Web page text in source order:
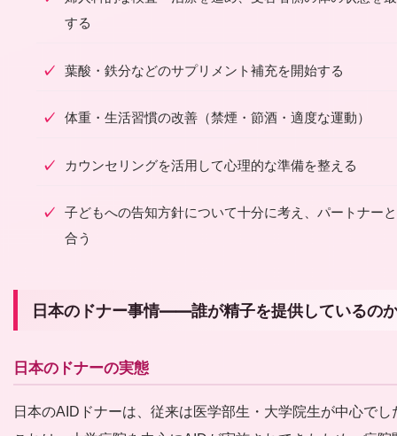
する
葉酸・鉄分などのサプリメント補充を開始する
体重・生活習慣の改善（禁煙・節酒・適度な運動）
カウンセリングを活用して心理的な準備を整える
子どもへの告知方針について十分に考え、パートナー
合う
日本のドナー事情——誰が精子を提供しているの
日本のドナーの実態
日本のAIDドナーは、従来は医学部生・大学院生が中心でし